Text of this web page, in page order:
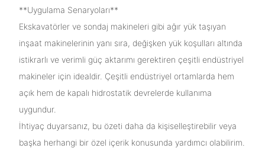
**Uygulama Senaryoları**
Ekskavatörler ve sondaj makineleri gibi ağır yük taşıyan
inşaat makinelerinin yanı sıra, değişken yük koşulları altında
istikrarlı ve verimli güç aktarımı gerektiren çeşitli endüstriyel
makineler için idealdir. Çeşitli endüstriyel ortamlarda hem
açık hem de kapalı hidrostatik devrelerde kullanıma
uygundur.
İhtiyaç duyarsanız, bu özeti daha da kişiselleştirebilir veya
başka herhangi bir özel içerik konusunda yardımcı olabilirim.